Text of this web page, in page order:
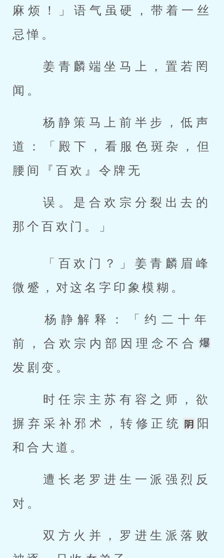
麻烦！」语气虽硬，带着一丝
忌惮。
闻。
道：「殿下，看服色斑杂，但
腰间『百欢』令牌无
那个百欢门。」
微蹙，对这名字印象模糊。
前，合欢宗内部因理念不合
发剧变。
摒弃采补邪术，转修正统
阳
和合大道。
对。